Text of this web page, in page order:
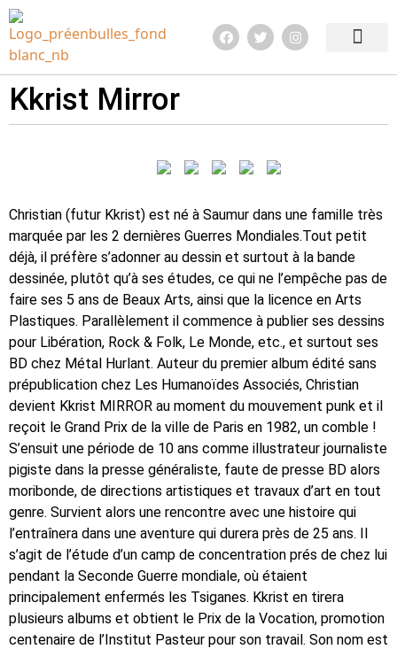
Kkrist Mirror
Christian (futur Kkrist) est né à Saumur dans une famille très
marquée par les 2 dernières Guerres Mondiales.Tout petit
déjà, il préfère s’adonner au dessin et surtout à la bande
dessinée, plutôt qu’à ses études, ce qui ne l’empêche pas de
faire ses 5 ans de Beaux Arts, ainsi que la licence en Arts
Plastiques. Parallèlement il commence à publier ses dessins
pour Libération, Rock & Folk, Le Monde, etc., et surtout ses
BD chez Métal Hurlant. Auteur du premier album édité sans
prépublication chez Les Humanoïdes Associés, Christian
devient Kkrist MIRROR au moment du mouvement punk et il
reçoit le Grand Prix de la ville de Paris en 1982, un comble !
S’ensuit une période de 10 ans comme illustrateur journaliste
pigiste dans la presse généraliste, faute de presse BD alors
moribonde, de directions artistiques et travaux d’art en tout
genre. Survient alors une rencontre avec une histoire qui
l’entraînera dans une aventure qui durera près de 25 ans. Il
s’agit de l’étude d’un camp de concentration prés de chez lui
pendant la Seconde Guerre mondiale, où étaient
principalement enfermés les Tsiganes. Kkrist en tirera
plusieurs albums et obtient le Prix de la Vocation, promotion
centenaire de l’Institut Pasteur pour son travail. Son nom est